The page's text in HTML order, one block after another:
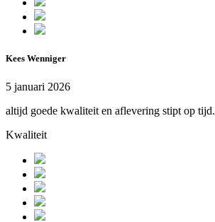
Kees Wenniger
5 januari 2026
altijd goede kwaliteit en aflevering stipt op tijd.
Kwaliteit